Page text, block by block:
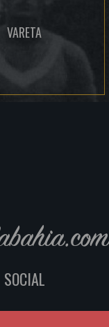
VARETA
SOCIAL